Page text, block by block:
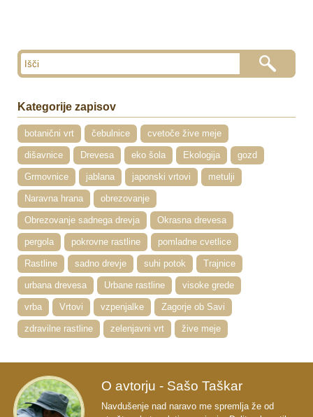
Kategorije zapisov
botanični vrt čebulnice cvetoče žive meje
dišavnice Drevesa eko šola Ekologija gozd
Grmovnice jablana japonski vrtovi metulji
Naravna hrana obrezovanje
Obrezovanje sadnega drevja Okrasna drevesa
pergola pokrovne rastline pomladne cvetlice
Rastline sadno drevje suhi potok Trajnice
urbana drevesa Urbane rastline visoke grede
vrba Vrtovi vzpenjalke Zagorje ob Savi
zdravilne rastline zelenjavni vrt žive meje
O avtorju - Sašo Taškar
Navdušenje nad naravo me spremlja že od